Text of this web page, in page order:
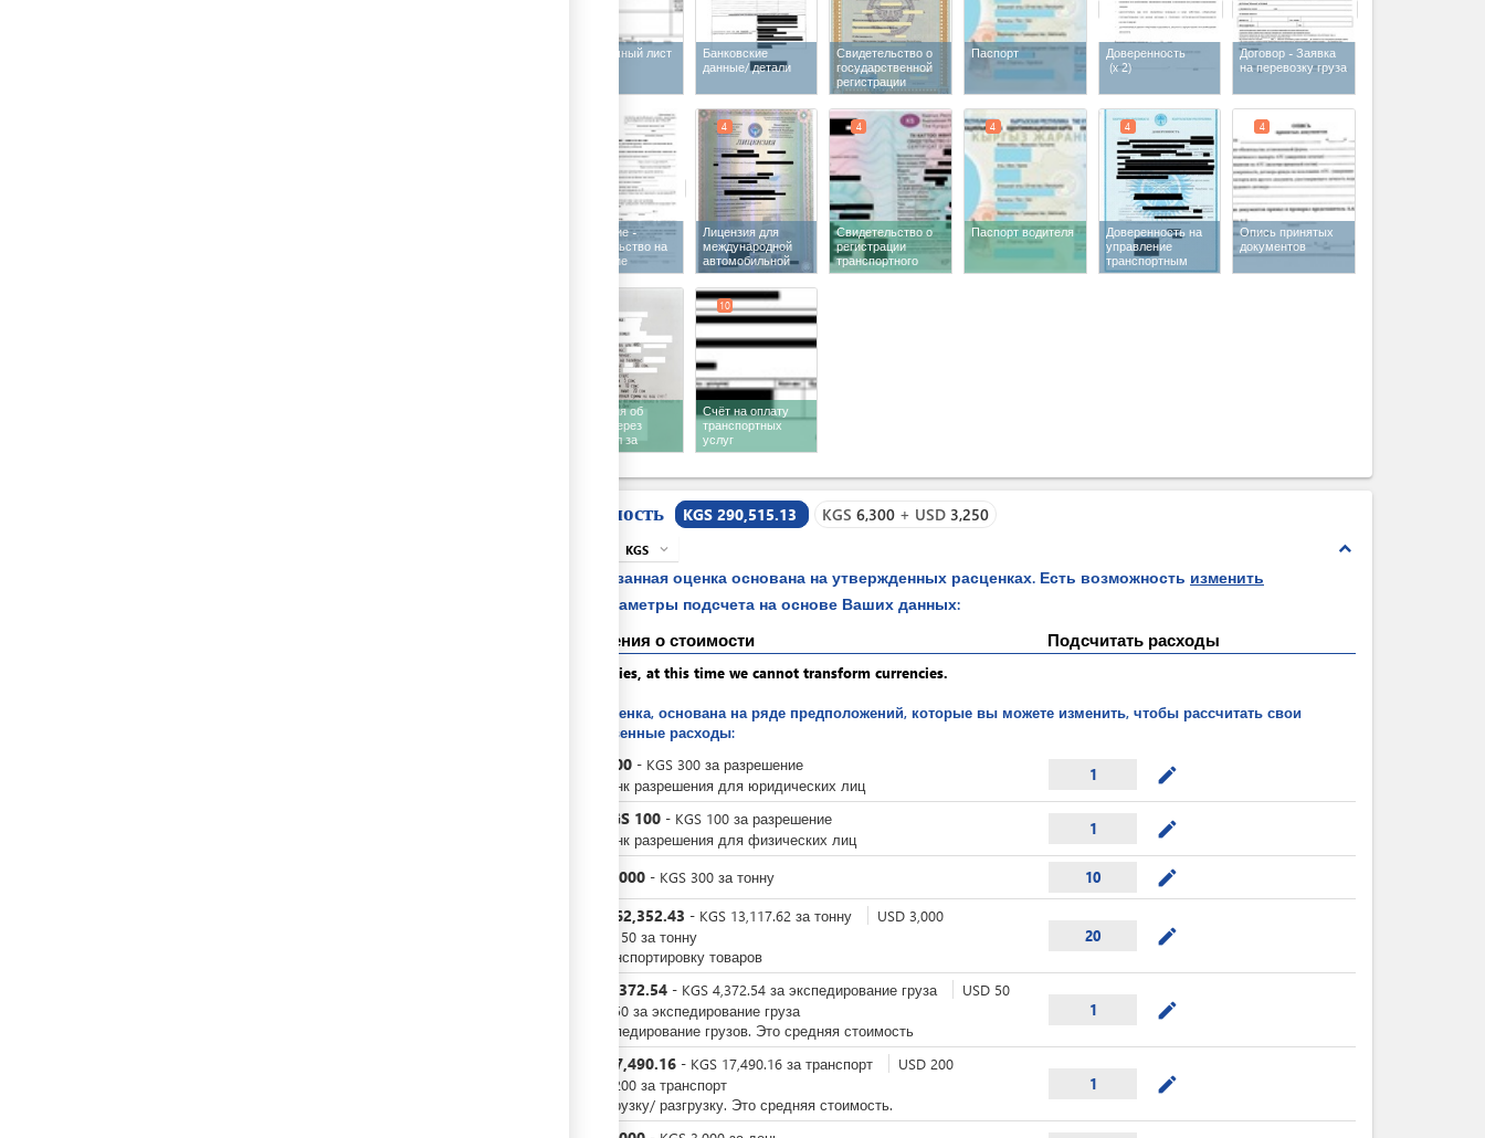
Упаковочный лист
Банковские
данные/ детали
Свидетельство о
государственной
регистрации
Паспорт
Доверенность
(x 2)
Договор - Заявка
на перевозку груза
Заявление -
обязательство на
получение
разрешения на
въезд и выезд
Лицензия для
международной
автомобильной
грузоперевозки
4
Свидетельство о
регистрации
транспортного
средства
4
Паспорт водителя
4
Доверенность на
управление
транспортным
средством
4
Опись принятых
документов
4
Квитанция об
оплате через
терминал за
разрешение на
Счёт на оплату
транспортных
услуг
10
Стоимость KGS 290,515.13 KGS 6,300 + USD 3,250
expand_less
KGS expand_more
Указанная оценка основана на утвержденных расценках. Есть возможность изменить
параметры подсчета на основе Ваших данных:
Сведения о стоимости Подсчитать расходы
Apologies, at this time we cannot transform currencies.
Это оценка, основана на ряде предположений, которые вы можете изменить, чтобы рассчитать свои
собственные расходы:
300 - KGS 300 за разрешение
За бланк разрешения для юридических лиц
1 mode_edit
KGS 100 - KGS 100 за разрешение
За бланк разрешения для физических лиц
1 mode_edit
3,000 - KGS 300 за тонну 10 mode_edit
262,352.43 - KGS 13,117.62 за тонну USD 3,000
150 за тонну
За транспортировку товаров
20 mode_edit
4,372.54 - KGS 4,372.54 за экспедирование груза USD 50
50 за экспедирование груза
За экспедирование грузов. Это средняя стоимость
1 mode_edit
17,490.16 - KGS 17,490.16 за транспорт USD 200
200 за транспорт
За погрузку/ разгрузку. Это средняя стоимость.
1 mode_edit